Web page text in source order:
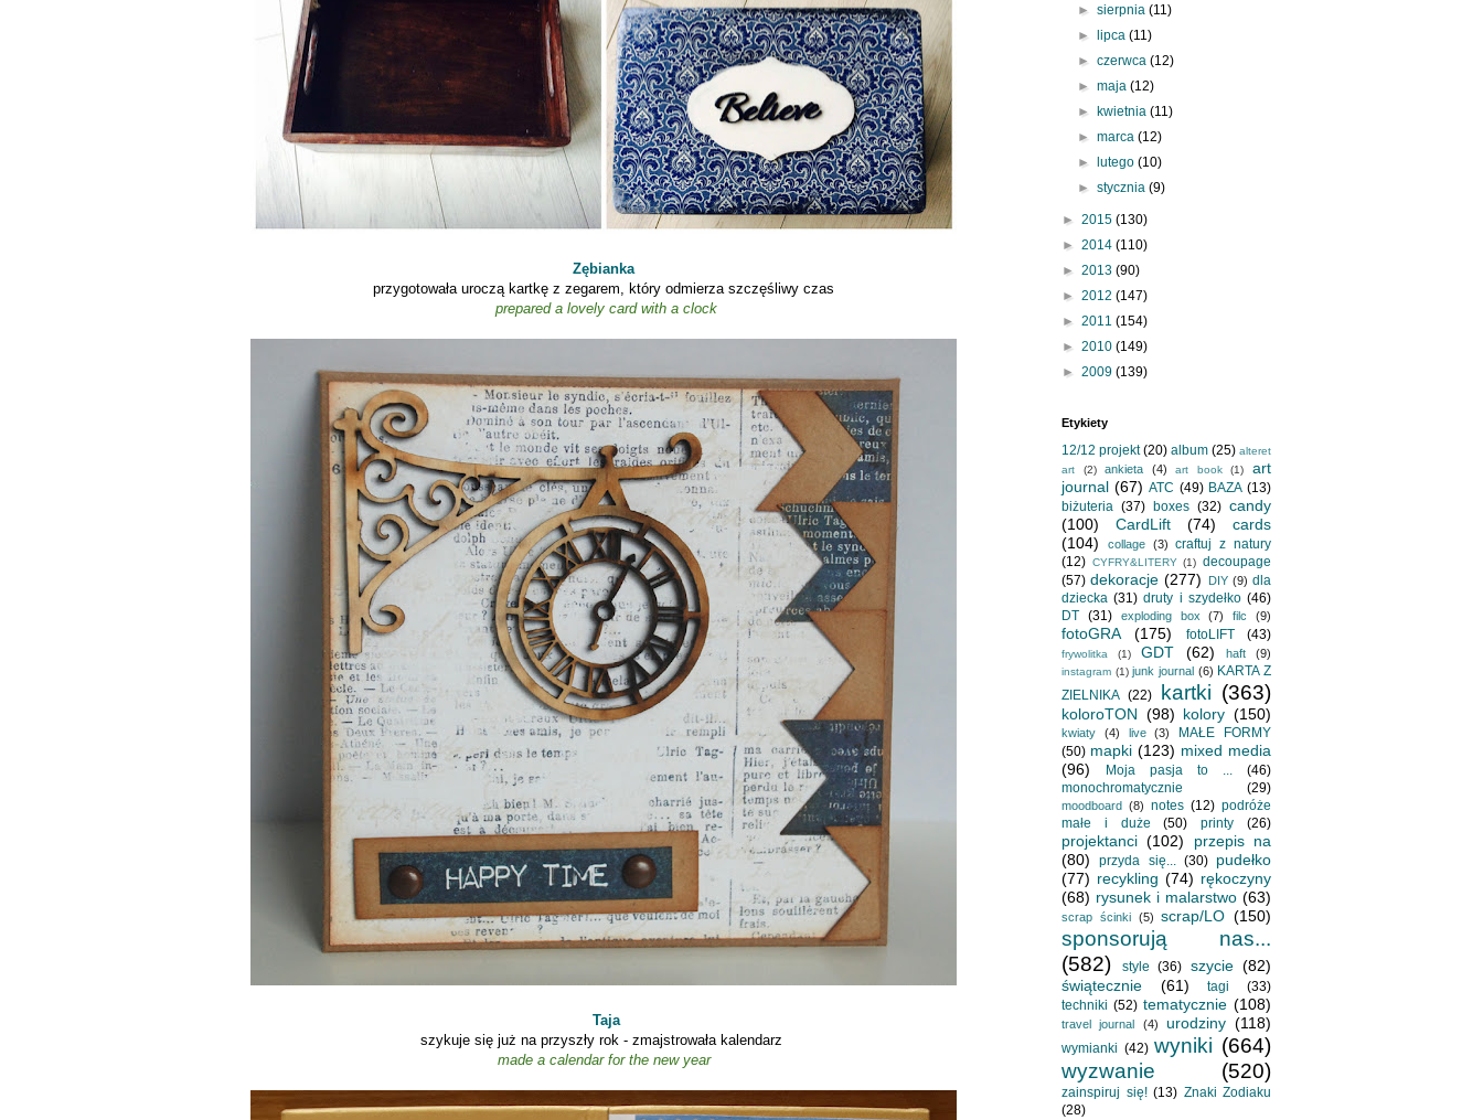
Zębianka
przygotowała uroczą kartkę z zegarem, który odmierza szczęśliwy czas
prepared alovely cardwith a clock
Taja
szykuje się już na przyszły rok - zmajstrowała kalendarz
made acalendar for the new year
►sierpnia(11)
►
lipca(11)
►czerwca(12)
►maja(12)
► kwietnia(11)
►marca(12)
►
lutego(10)
►stycznia(9)
► 2015 (130)
► 2014 (110)
► 2013 (90)
► 2012 (147)
► 2011 (154)
► 2010 (149)
► 2009 (139)
Etykiety
12/12 projekt (20) album (25) alteret
art
(2) ankieta (4) art book (1)
art
journal (67) ATC (49) BAZA (13)
biżuteria (37) boxes (32) candy
(100)
CardLift (74)
cards
(104)
collage (3)
craftuj z natury
(12) CYFRY&LITERY (1) decoupage
(57) dekoracje (277) DIY (9) dla
dziecka (31) druty i szydełko (46)
DT (31) exploding box (7) filc (9)
fotoGRA (175) fotoLIFT (43)
frywolitka (1) GDT (62) haft (9)
instagram (1) junk journal (6) KARTA Z
ZIELNIKA (22) kartki (363)
koloroTON (98) kolory (150)
kwiaty (4) live (3)
MAŁE FORMY
(50) mapki (123) mixed media
(96)
Moja pasja to ...
(46)
monochromatycznie
(29)
moodboard (8) notes (12) podróże
małe i duże
(50) printy (26)
projektanci (102)
przepis na
(80)
przyda się... (30) pudełko
(77) recykling (74) rękoczyny
(68) rysunek i malarstwo (63)
scrap ścinki (5) scrap/LO (150)
sponsorują nas...
(582)
style (36) szycie (82)
świątecznie
(61) tagi
(33)
techniki (52) tematycznie (108)
travel journal (4) urodziny (118)
wymianki (42) wyniki (664)
wyzwanie
(520)
zainspiruj się! (13) Znaki Zodiaku
(28)